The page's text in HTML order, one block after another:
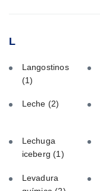
L
Langostinos
(1)
Leche (2)
Lechuga
iceberg(1)
Levadura